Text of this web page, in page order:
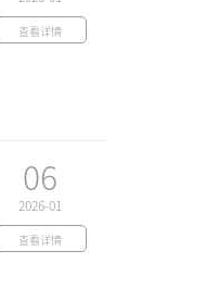
查看详情
06
2026-01
查看详情